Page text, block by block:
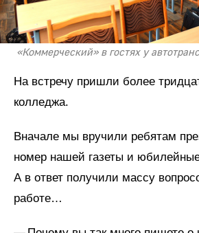
«Коммерческий» в гостях у
На встречу пришли более
колледжа.
Вначале мы вручили ребятам
номер нашей газеты и
А в ответ получили массу
работе…